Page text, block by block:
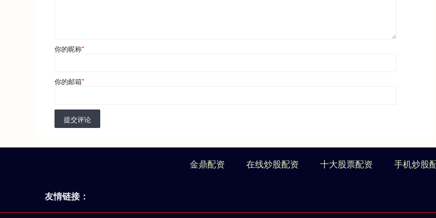
你的昵称*
你的邮箱*
提交评论
金鼎配资 在线炒股配资 十大股票配资 手机炒股
友情链接：